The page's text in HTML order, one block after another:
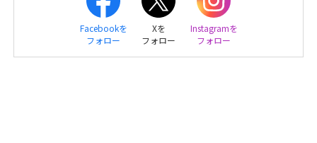
Facebookを
フォロー
Xを
フォロー
Instagramを
フォロー